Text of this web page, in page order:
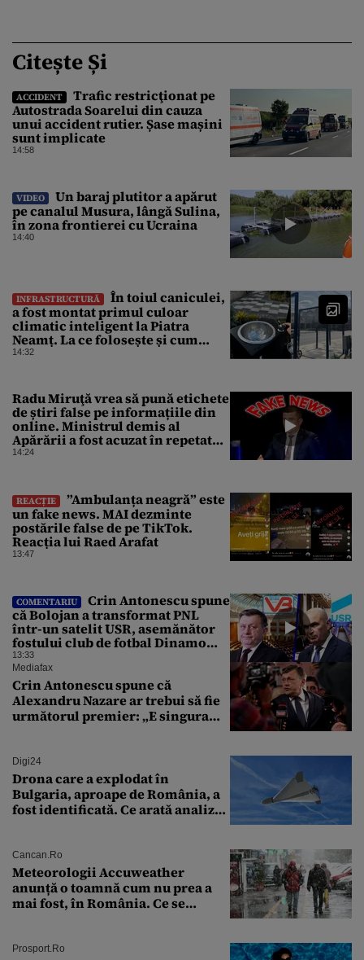
Citește Și
ACCIDENT
Trafic restricţionat pe
Autostrada Soarelui din cauza
unui accident rutier. Șase mașini
sunt implicate
14:58
VIDEO
Un baraj plutitor a apărut
pe canalul Musura, lângă Sulina,
în zona frontierei cu Ucraina
14:40
INFRASTRUCTURĂ
În toiul caniculei,
a fost montat primul culoar
climatic inteligent la Piatra
Neamț. La ce folosește și cum
arată
14:32
Radu Miruţă vrea să pună etichete
de știri false pe informațiile din
online. Ministrul demis al
Apărării a fost acuzat în repetate
rânduri că răspândeşte el însuși
14:24
REACȚIE
”Ambulanța neagră” este
un fake news. MAI dezminte
postările false de pe TikTok.
Reacția lui Raed Arafat
13:47
COMENTARIU
Crin Antonescu spune
că Bolojan a transformat PNL
într-un satelit USR, asemănător
fostului club de fotbal Dinamo
Victoria, care a aparținut Miliției
13:33
Mediafax
Crin Antonescu spune că
Alexandru Nazare ar trebui să fie
următorul premier: „E singura
Digi24
Drona care a explodat în
Bulgaria, aproape de România, a
fost identificată. Ce arată analiza
Cancan.ro
Meteorologii Accuweather
anunță o toamnă cum nu prea a
mai fost, în România. Ce se
București. Pe ce dată ninge
Prosport.ro